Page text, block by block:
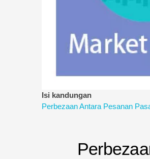
Isi kandungan
Perbezaan Antara Pesanan